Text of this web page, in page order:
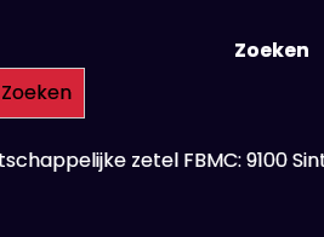
Zoeken
Zoeken
zetel FBMC: 9100